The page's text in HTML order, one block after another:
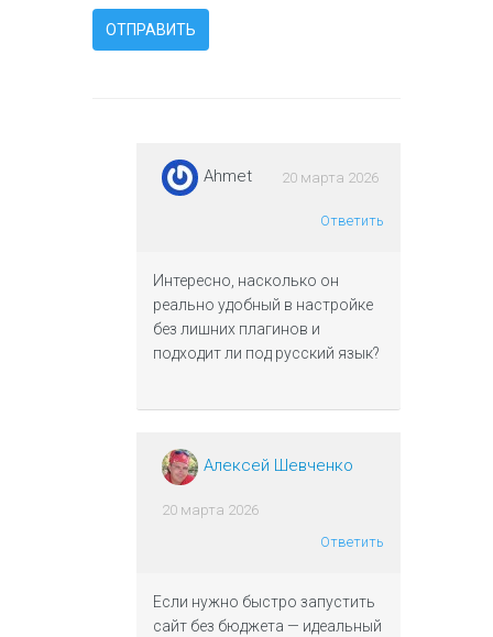
Ahmet 20 марта 2026
Ответить
Интересно, насколько он
реально удобный в настройке
без лишних плагинов и
подходит ли под русский язык?
Алексей Шевченко
20 марта 2026
Ответить
Если нужно быстро запустить
сайт без бюджета — идеальный